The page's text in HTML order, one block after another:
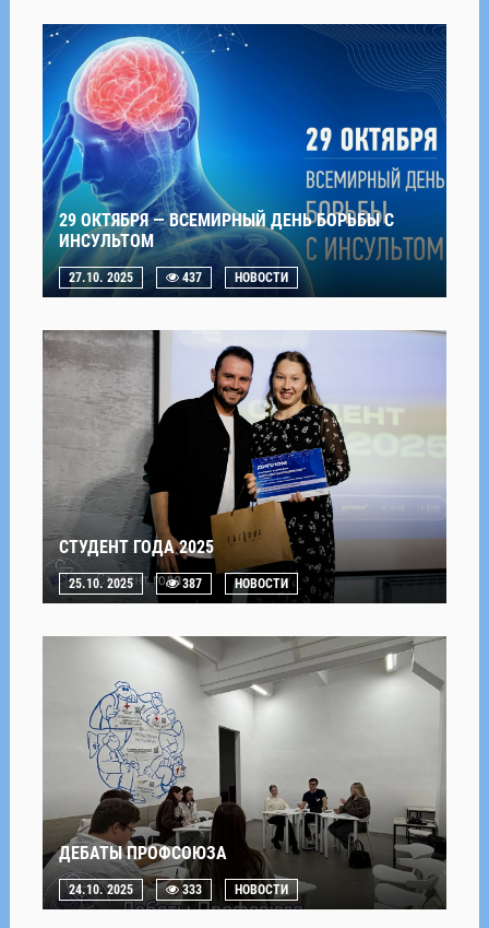
29 ОКТЯБРЯ — ВСЕМИРНЫЙ ДЕНЬ БОРЬБЫ С
ИНСУЛЬТОМ
27.10. 2025 437 НОВОСТИ
СТУДЕНТ ГОДА 2025
25.10. 2025 387 НОВОСТИ
ДЕБАТЫ ПРОФСОЮЗА
24.10. 2025 333 НОВОСТИ